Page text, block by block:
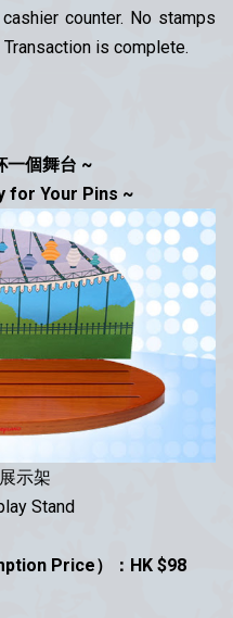
counter. No stamps
is complete.
一個舞台 ~
for Your Pins ~
示架
Stand
Price）：HK $98